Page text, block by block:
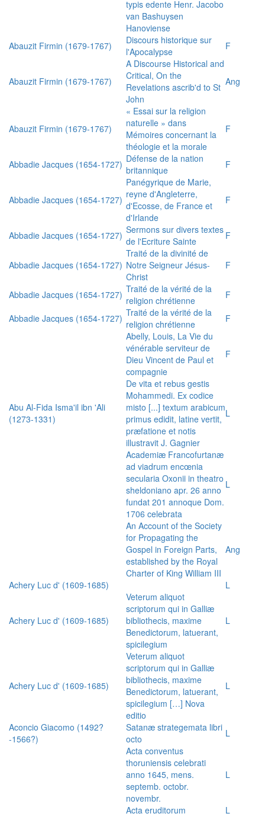
typis edente Henr. Jacobo
van Bashuysen
Hanoviense
Abauzit Firmin (1679-1767)
Discours historique sur
l'Apocalypse
F
Abauzit Firmin (1679-1767)
A Discourse Historical and
Critical, On the
Revelations ascrib'd to St
John
Ang
Abauzit Firmin (1679-1767)
« Essai sur la religion
naturelle » dans
Mémoires concernant la
théologie et la morale
F
Abbadie Jacques (1654-1727) Défense de la nation
britannique
F
Abbadie Jacques (1654-1727)
Panégyrique de Marie,
reyne d'Angleterre,
d'Ecosse, de France et
d'Irlande
F
Abbadie Jacques (1654-1727) Sermons sur divers textes
de l'Ecriture Sainte
F
Abbadie Jacques (1654-1727)
Traité de la divinité de
Notre Seigneur Jésus-
Christ
F
Abbadie Jacques (1654-1727) Traité de la vérité de la
religion chrétienne
F
Abbadie Jacques (1654-1727) Traité de la vérité de la
religion chrétienne
F
Abelly, Louis, La Vie du
vénérable serviteur de
Dieu Vincent de Paul et
compagnie
F
Abu Al-Fida Isma'il ibn 'Ali
(1273-1331)
De vita et rebus gestis
Mohammedi. Ex codice
misto [...] textum arabicum
primus edidit, latine vertit,
præfatione et notis
illustravit J. Gagnier
L
Academiæ Francofurtanæ
ad viadrum encœnia
secularia Oxonii in theatro
sheldoniano apr. 26 anno
fundat 201 annoque Dom.
1706 celebrata
L
An Account of the Society
for Propagating the
Gospel in Foreign Parts,
established by the Royal
Charter of King William III
Ang
Achery Luc d' (1609-1685) L
Achery Luc d' (1609-1685)
Veterum aliquot
scriptorum qui in Galliæ
bibliothecis, maxime
Benedictorum, latuerant,
spicilegium
L
Achery Luc d' (1609-1685)
Veterum aliquot
scriptorum qui in Galliæ
bibliothecis, maxime
Benedictorum, latuerant,
spicilegium […] Nova
editio
L
Aconcio Giacomo (1492?
-1566?)
Satanæ strategemata libri
octo
L
Acta conventus
thoruniensis celebrati
anno 1645, mens.
septemb. octobr.
novembr.
L
Acta eruditorum
L